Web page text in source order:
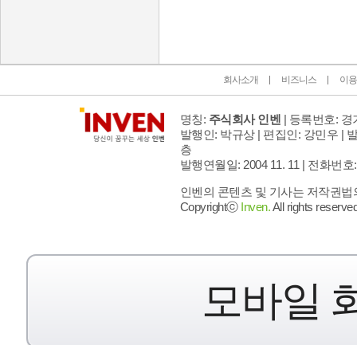
회사소개 비즈니스 이
명칭: 주식회사 인벤 | 등록번호: 경
발행인: 박규상 | 편집인: 강민우 |
층
발행연월일: 2004 11. 11 | 전화번호
인벤의 콘텐츠 및 기사는 저작권
Copyrightⓒ Inven.All rights
모바일